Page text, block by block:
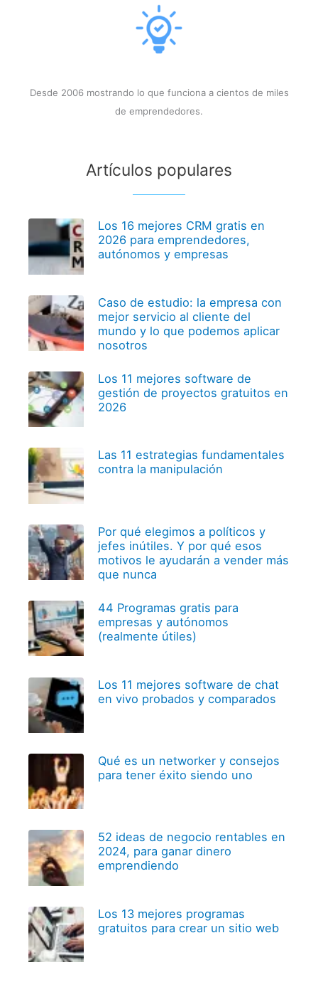
Desde 2006 mostrando lo que funciona a cientos de miles
de emprendedores.
Artículos populares
Los 16 mejores CRM gratis en
2026 para emprendedores,
autónomos y empresas
Caso de estudio: la empresa con
mejor servicio al cliente del
mundo y lo que podemos aplicar
nosotros
Los 11 mejores software de
gestión de proyectos gratuitos en
2026
Las 11 estrategias fundamentales
contra la manipulación
Por qué elegimos a políticos y
jefes inútiles. Y por qué esos
motivos le ayudarán a vender más
que nunca
44 Programas gratis para
empresas y autónomos
(realmente útiles)
Los 11 mejores software de chat
en vivo probados y comparados
Qué es un networker y consejos
para tener éxito siendo uno
52 ideas de negocio rentables en
2024, para ganar dinero
emprendiendo
Los 13 mejores programas
gratuitos para crear un sitio web